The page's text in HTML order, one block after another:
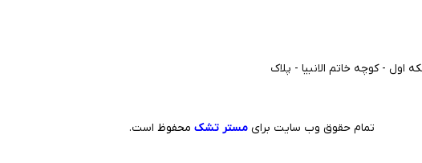
اول - کوچه خاتم الانبیا - پلاک
تمام حقوق وب سایت برای مستر تشک محفوظ است.